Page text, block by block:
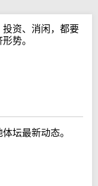
资、消闲，都要
势。
坛最新动态。